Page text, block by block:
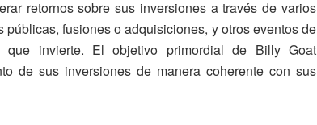
retornos sobre sus inversiones a través de varios
fusiones o adquisiciones, y otros eventos de
invierte. El objetivo primordial de Billy Goat
de sus inversiones de manera coherente con sus